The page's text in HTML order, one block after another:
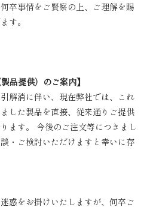
卒事情をご賢察の上、ご理解を賜
す。
品提供）のご案内】
解消に伴い、現在弊社では、これ
した製品を直接、従来通りご提供
ます。 今後のご注文等につきまし
・ご検討いただけますと幸いに存
惑をお掛けいたしますが、何卒ご